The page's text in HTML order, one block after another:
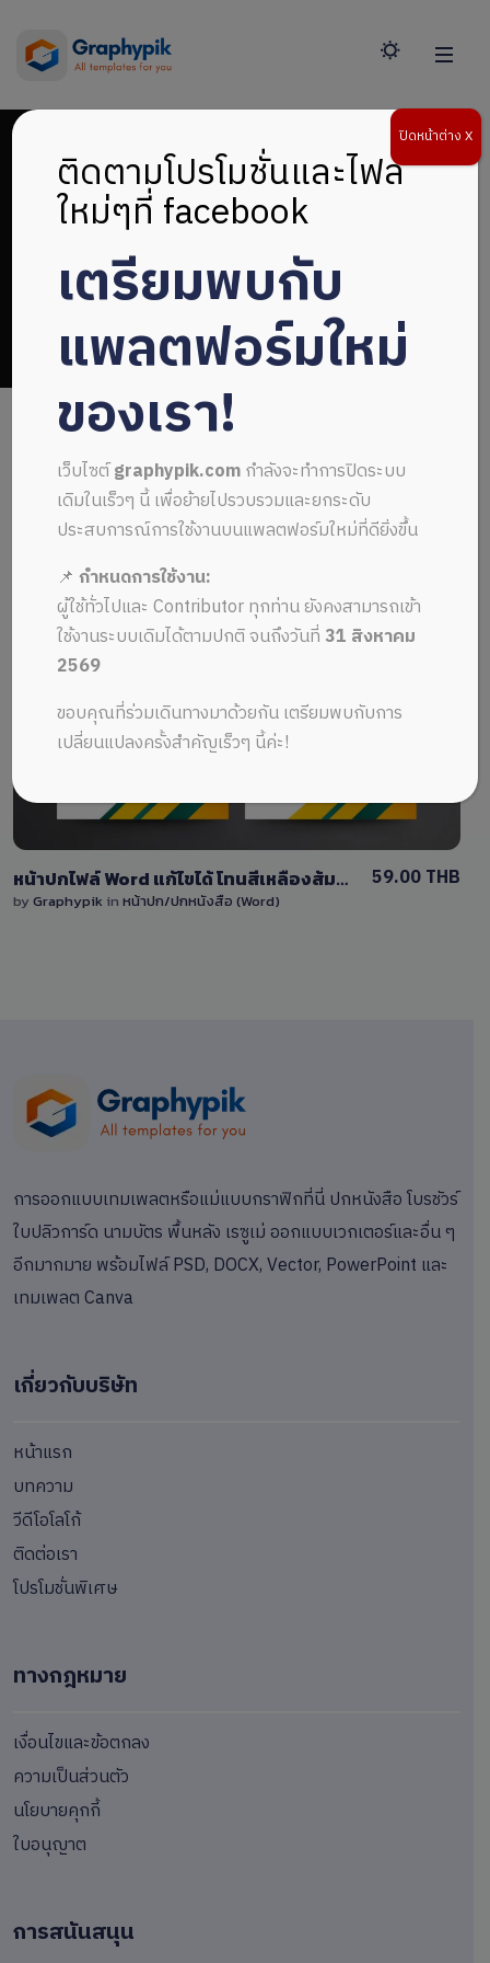
ปกหนังสือออกแบบ
ALL MUSIC FROM ปกหนังสือออกแบบ
0 Sale
หน้าปกไฟล์ Word แก้ไขได้ โทนสีเหลืองส้ม-สีเขียว
by Graphypik in หน้าปก/ปกหนังสือ (Word)
59.00 THB
การออกแบบเทมเพลตหรือแม่แบบกราฟิกที่นี่ ปกหนังสือ โบรชัวร์
ใบปลิวการ์ด นามบัตร พื้นหลัง เรซูเม่ ออกแบบเวกเตอร์และอื่น ๆ
อีกมากมาย พร้อมไฟล์ PSD, DOCX, Vector, PowerPoint และ
เทมเพลต Canva
เกี่ยวกับบริษัท
หน้าแรก
บทความ
วีดีโอโลโก้
ติดต่อเรา
โปรโมชั่นพิเศษ
ทางกฎหมาย
เงื่อนไขและข้อตกลง
ความเป็นส่วนตัว
นโยบายคุกกี้
ใบอนุญาต
การสนันสนุน
ติดตามโปรโมชั่นและไฟล์
ใหม่ๆที่ facebook
เตรียมพบกับ
แพลตฟอร์มใหม่
ของเรา!
เว็บไซต์graphypik.comกำลังจะทำการปิดระบบ
เดิมในเร็วๆ นี้ เพื่อย้ายไปรวบรวมและยกระดับ
ประสบการณ์การใช้งานบนแพลตฟอร์มใหม่ที่ดียิ่งขึ้น
📌กำหนดการใช้งาน:
ผู้ใช้ทั่วไปและ Contributor ทุกท่าน ยังคงสามารถเข้า
ใช้งานระบบเดิมได้ตามปกติ จนถึงวันที่ 31 สิงหาคม
2569
ขอบคุณที่ร่วมเดินทางมาด้วยกัน เตรียมพบกับการ
เปลี่ยนแปลงครั้งสำคัญเร็วๆ นี้ค่ะ!
ปิดหน้าต่าง X